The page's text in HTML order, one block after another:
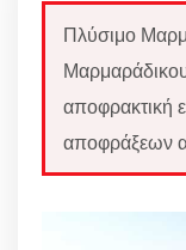
Πλύσιμο
αποφρακτική
αποφράξεων